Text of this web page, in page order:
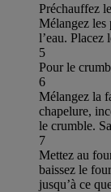
Préchauffez
Mélangez les
l’eau. Placez
5
Pour le
6
Mélangez la
chapelure,
le crumble.
7
Mettez au
baissez le
jusqu’à ce